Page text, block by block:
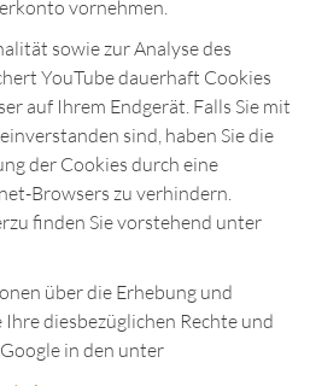
vornehmen.
sowie zur Analyse des
YouTube dauerhaft Cookies
auf Ihrem Endgerät. Falls Sie mit
sind, haben Sie die
der Cookies durch eine
Browsers zu verhindern.
finden Sie vorstehend unter
über die Erhebung und
diesbezüglichen Rechte und
in den unter